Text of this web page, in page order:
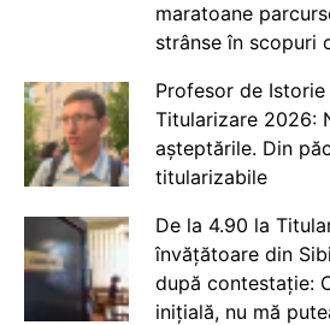
maratoane
strânse în scopuri
Profesor de
Titularizare 2026:
așteptările. Din
titularizabile
De la 4.90 la
învățătoare din
după contestație:
inițială, nu mă